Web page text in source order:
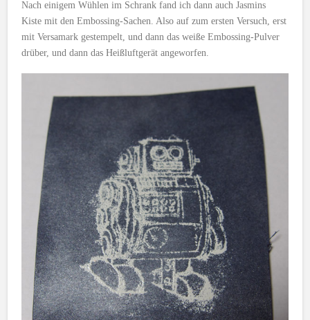
Nach einigem Wühlen im Schrank fand ich dann auch Jasmins
Kiste mit den Embossing-Sachen. Also auf zum ersten Versuch, erst
mit Versamark gestempelt, und dann das weiße Embossing-Pulver
drüber, und dann das Heißluftgerät angeworfen.